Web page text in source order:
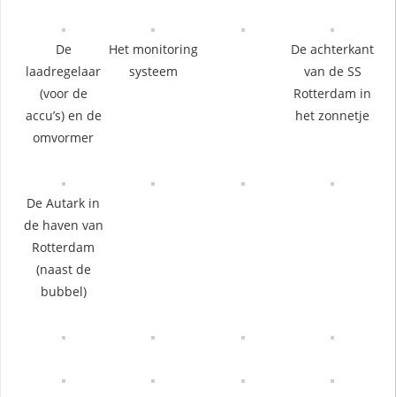
De
laadregelaar
(voor de
accu’s) en de
omvormer
Het monitoring
systeem
De achterkant
van de SS
Rotterdam in
het zonnetje
De Autark in
de haven van
Rotterdam
(naast de
bubbel)